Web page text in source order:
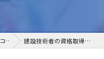
コラム 建設技術者の資格取得と年収アップ戦略を徹底解説